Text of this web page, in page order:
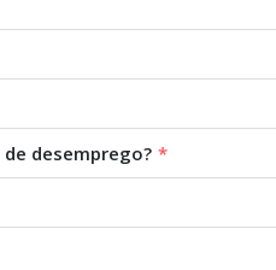
desemprego? *